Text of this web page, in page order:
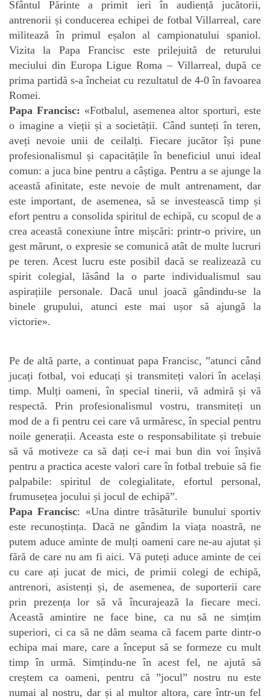
Sfântul Părinte a primit ieri în audiență jucătorii,
antrenorii și conducerea echipei de fotbal Villarreal, care
militează în primul eșalon al campionatului spaniol.
Vizita la Papa Francisc este prilejuită de returului
meciului din Europa Ligue Roma – Villarreal, după ce
prima partidă s-a încheiat cu rezultatul de 4-0 în favoarea
Romei.
Papa Francisc: «Fotbalul, asemenea altor sporturi, este
o imagine a vieții și a societății. Când sunteți în teren,
aveți nevoie unii de ceilalți. Fiecare jucător își pune
profesionalismul și capacitățile în beneficiul unui ideal
comun: a juca bine pentru a câștiga. Pentru a se ajunge la
această afinitate, este nevoie de mult antrenament, dar
este important, de asemenea, să se investească timp și
efort pentru a consolida spiritul de echipă, cu scopul de a
crea această conexiune între mișcări: printr-o privire, un
gest mărunt, o expresie se comunică atât de multe lucruri
pe teren. Acest lucru este posibil dacă se realizează cu
spirit colegial, lăsând la o parte individualismul sau
aspirațiile personale. Dacă unul joacă gândindu-se la
binele grupului, atunci este mai ușor să ajungă la
victorie».
Pe de altă parte, a continuat papa Francisc, ”atunci când
jucați fotbal, voi educați și transmiteți valori în același
timp. Mulți oameni, în special tinerii, vă admiră și vă
respectă. Prin profesionalismul vostru, transmiteți un
mod de a fi pentru cei care vă urmăresc, în special pentru
noile generații. Aceasta este o responsabilitate și trebuie
să vă motiveze ca să dați ce-i mai bun din voi înșivă
pentru a practica aceste valori care în fotbal trebuie să fie
palpabile: spiritul de colegialitate, efortul personal,
frumusețea jocului și jocul de echipă”.
Papa Francisc: «Una dintre trăsăturile bunului sportiv
este recunoștința. Dacă ne gândim la viața noastră, ne
putem aduce aminte de mulți oameni care ne-au ajutat și
fără de care nu am fi aici. Vă puteți aduce aminte de cei
cu care ați jucat de mici, de primii colegi de echipă,
antrenori, asistenți și, de asemenea, de suporterii care
prin prezența lor să vă încurajează la fiecare meci.
Această amintire ne face bine, ca nu să ne simțim
superiori, ci ca să ne dăm seama că facem parte dintr-o
echipa mai mare, care a început să se formeze cu mult
timp în urmă. Simțindu-ne în acest fel, ne ajută să
creștem ca oameni, pentru că ”jocul” nostru nu este
numai al nostru, dar și al multor altora, care într-un fel